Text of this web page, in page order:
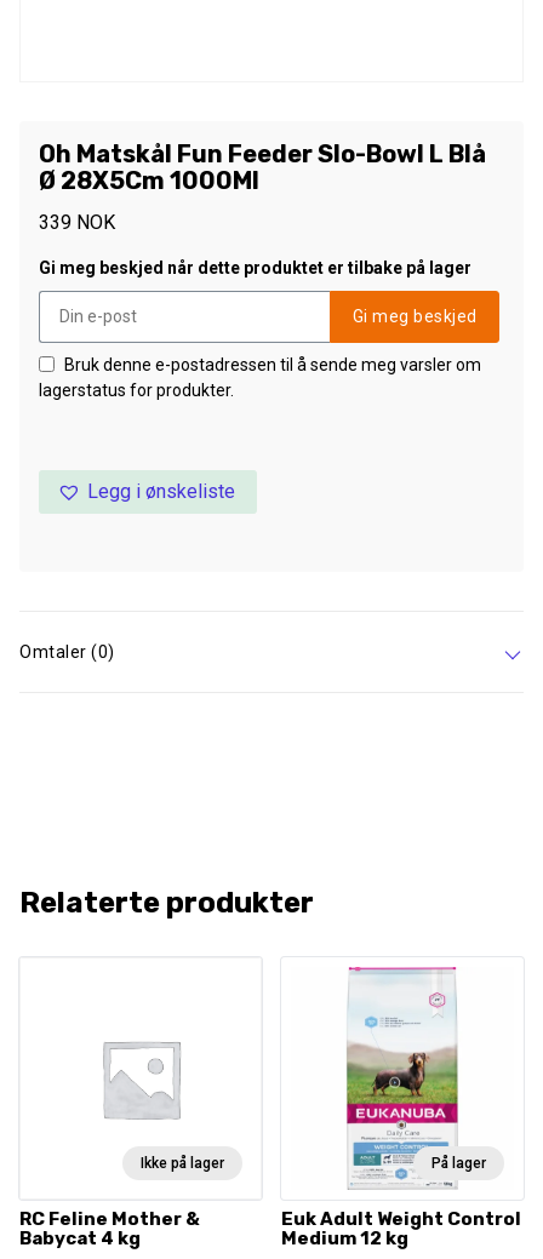
Oh Matskål Fun Feeder Slo-Bowl L Blå
Ø 28X5Cm 1000Ml
339 NOK
Gi meg beskjed når dette produktet er tilbake på lager
Gi meg beskjed
Bruk denne e-postadressen til å sende meg varsler om
lagerstatus for produkter.
Legg i ønskeliste
Omtaler (0)
Relaterte produkter
Ikke på lager
RC Feline Mother &
Babycat 4 kg
På lager
Euk Adult Weight Control
Medium 12 kg